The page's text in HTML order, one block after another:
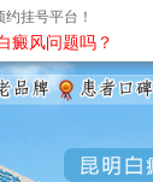
明白癜风医院
挂号平台！
癜风问题吗？